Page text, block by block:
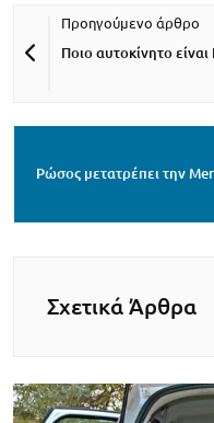
Ποιο αυτοκίνητο
Ρώσος μετατρέπει την
Σχετικά Άρθρα